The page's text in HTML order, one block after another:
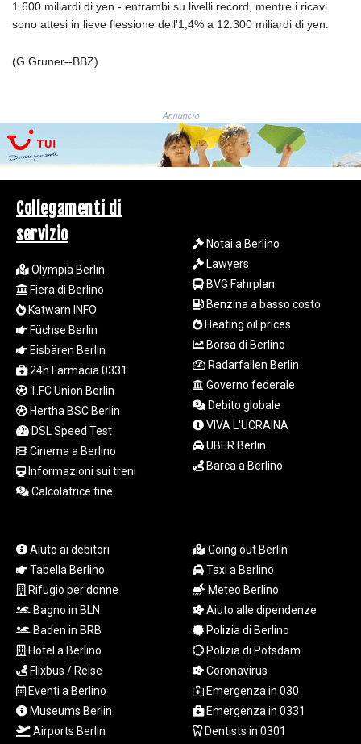
JEP 0.857346
JMD 183.168441
KHR
4684.773512
KMF 492.554315
KRW 1633.35962
KWD 0.3563
LAK
26041.078389
LBP
103284.103894
LKR 386.869037
LRD 208.186862
LSL 18.737893
LTL 3.406053
LVL 0.697755
MAD 10.74989
MDL 20.056874
MGA
4921.849865
4148.114639
MOP 9.32038
MRU 46.367858
MUR 54.296451
MVR 17.833845
MWK
MXN 19.787625
MYR 4.718133
MZN 73.706953
NAD 18.737893
1.600 miliardi di yen - entrambi su livelli record, mentre i ricavi
sono attesi in lieve flessione dell'1,4% a 12.300 miliardi di yen.
(G.Gruner--BBZ)
Annuncio
Collegamenti di
servizio
Olympia Berlin
Fiera di Berlino
Katwarn INFO
Füchse Berlin
Eisbären Berlin
24h Farmacia 0331
1.FC Union Berlin
Hertha BSC Berlin
DSL Speed Test
Cinema a Berlino
Informazioni sui treni
Calcolatrice fine
Notai a Berlino
Lawyers
BVG Fahrplan
Benzina a basso costo
Heating oil prices
Borsa di Berlino
Radarfallen Berlin
Governo federale
Debito globale
VIVA L'UCRAINA
UBER Berlin
Barca a Berlino
Aiuto ai debitori
Tabella Berlino
Rifugio per donne
Bagno in BLN
Baden in BRB
Hotel a Berlino
Flixbus / Reise
Eventi a Berlino
Museums Berlin
Airports Berlin
Going out Berlin
Taxi a Berlino
Meteo Berlino
Aiuto alle dipendenze
Polizia di Berlino
Polizia di Potsdam
Coronavirus
Emergenza in 030
Emergenza in 0331
Dentists in 0301